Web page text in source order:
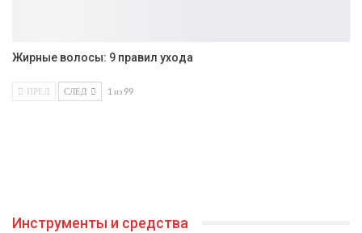
Жирные волосы: 9 правил ухода
ПРЕД СЛЕД 1 из 99
Инструменты и средства